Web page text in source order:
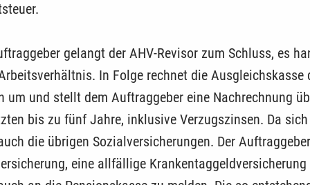
gelangt der AHV-­Revisor zum Schluss, es
In Folge rechnet die Ausgleichskasse
und stellt dem Auftraggeber eine Nachrechnung
bis zu fünf Jahre, inklusive Verzugszinsen. Da sich
die übrigen Sozialversicherungen. Der
eine allfällige